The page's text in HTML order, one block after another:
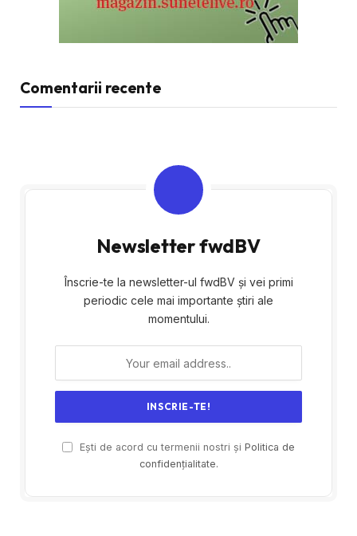
Comentarii recente
Newsletter fwdBV
Înscrie-te la newsletter-ul fwdBV și vei primi
periodic cele mai importante știri ale
momentului.
Ești de acord cu termenii nostri și Politica de
confidențialitate.